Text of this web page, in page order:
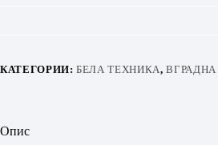
КАТЕГОРИИ:БЕЛА ТЕХНИКА,
Опис